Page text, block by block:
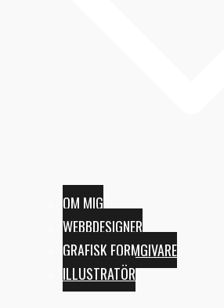
OM MIG
WEBBDESIGNER
GRAFISK FORMGIVARE
ILLUSTRATÖR